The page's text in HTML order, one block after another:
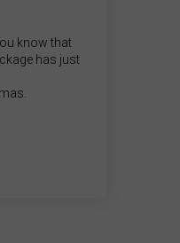
know that
has just